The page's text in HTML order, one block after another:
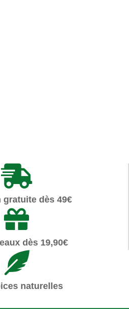
gratuite dès 49€
dès 19,90€
naturelles